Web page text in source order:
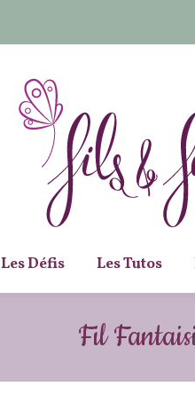
Les Défis Les Tutos
Fil